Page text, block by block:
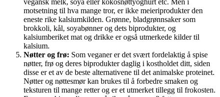
vegansk melk, soya eller kokosnøttyoghurt etc. Men i
motsetning til hva mange tror, ​​er ikke meieriprodukter den
eneste rike kalsiumkilden. Grønne, bladgrønnsaker som
brokkoli, kål, soyabønner og dets biprodukter, og
kalsiumberiket mat og drikke er også utmerkede kilder til
kalsium.
Nøtter og frø: Som veganer er det svært fordelaktig å spise
nøtter, frø og deres biprodukter daglig i kostholdet ditt, siden
disse er et av de beste alternativene til det animalske proteinet.
Nøtter og nøttesmør kan brukes til å forbedre smaken og
teksturen til mange retter og er et utmerket tillegg til frokosten.